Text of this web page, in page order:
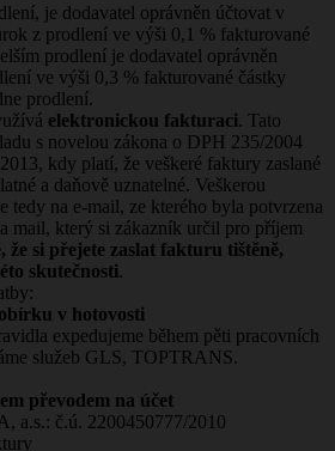
je dodavatel oprávněn účtovat v
z prodlení ve výši 0,1 % fakturované
prodlení je dodavatel oprávněn
ve výši 0,3 % fakturované částky
prodlení.
elektronickou fakturaci. Tato
s novelou zákona o DPH 235/2004
kdy platí, že veškeré faktury zaslané
a daňově uznatelné. Veškerou
tedy na e-mail, ze kterého byla potvrzena
mail, který si zákazník určil pro příjem
že si přejete zaslat fakturu tištěně,
skutečnosti.
v hotovosti
expedujeme během pěti pracovních
služeb GLS, TOPTRANS.
převodem na účet
a.s.: č.ú. 2200450777/2010